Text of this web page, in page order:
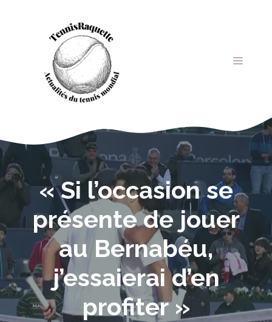
MENU
« Si l’occasion se
présente de jouer
au Bernabéu,
j’essaierai d’en
profiter »